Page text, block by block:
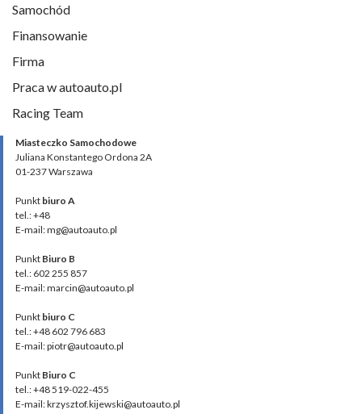
Samochód
Finansowanie
Firma
Praca w autoauto.pl
Racing Team
Miasteczko Samochodowe
Juliana Konstantego Ordona 2A
01-237 Warszawa
Punkt biuro A
tel.: +48
E-mail: mg@autoauto.pl
Punkt Biuro B
tel.: 602 255 857
E-mail: marcin@autoauto.pl
Punkt biuro C
tel.: +48 602 796 683
E-mail: piotr@autoauto.pl
Punkt Biuro C
tel.: +48 519-022-455
E-mail: krzysztof.kijewski@autoauto.pl